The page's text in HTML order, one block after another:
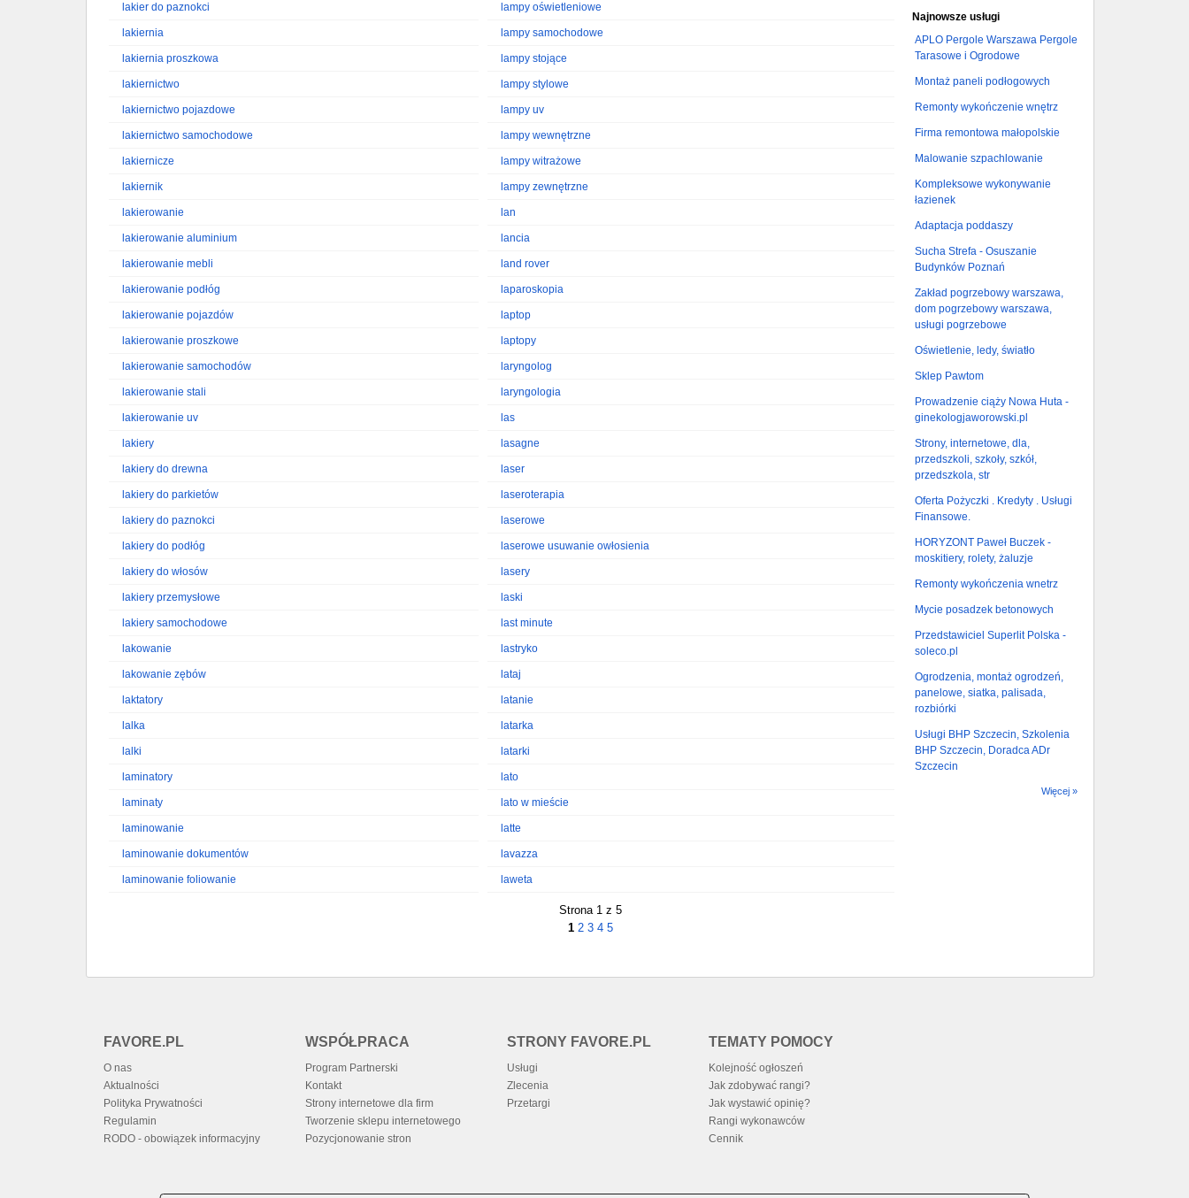
lakier do paznokci
lakiernia
lakiernia proszkowa
lakiernictwo
lakiernictwo pojazdowe
lakiernictwo samochodowe
lakiernicze
lakiernik
lakierowanie
lakierowanie aluminium
lakierowanie mebli
lakierowanie podłóg
lakierowanie pojazdów
lakierowanie proszkowe
lakierowanie samochodów
lakierowanie stali
lakierowanie uv
lakiery
lakiery do drewna
lakiery do parkietów
lakiery do paznokci
lakiery do podłóg
lakiery do włosów
lakiery przemysłowe
lakiery samochodowe
lakowanie
lakowanie zębów
laktatory
lalka
lalki
laminatory
laminaty
laminowanie
laminowanie dokumentów
laminowanie foliowanie
lampy oświetleniowe
lampy samochodowe
lampy stojące
lampy stylowe
lampy uv
lampy wewnętrzne
lampy witrażowe
lampy zewnętrzne
lan
lancia
land rover
laparoskopia
laptop
laptopy
laryngolog
laryngologia
las
lasagne
laser
laseroterapia
laserowe
laserowe usuwanie owłosienia
lasery
laski
last minute
lastryko
lataj
latanie
latarka
latarki
lato
lato w mieście
latte
lavazza
laweta
Najnowsze usługi
APLO Pergole Warszawa Pergole
Tarasowe i Ogrodowe
Montaż paneli podłogowych
Remonty wykończenie wnętrz
Firma remontowa małopolskie
Malowanie szpachlowanie
Kompleksowe wykonywanie
łazienek
Adaptacja poddaszy
Sucha Strefa - Osuszanie
Budynków Poznań
Zakład pogrzebowy warszawa,
dom pogrzebowy warszawa,
usługi pogrzebowe
Oświetlenie, ledy, światło
Sklep Pawtom
Prowadzenie ciąży Nowa Huta -
ginekologjaworowski.pl
Strony, internetowe, dla,
przedszkoli, szkoły, szkół,
przedszkola, str
Oferta Pożyczki . Kredyty . Usługi
Finansowe.
HORYZONT Paweł Buczek -
moskitiery, rolety, żaluzje
Remonty wykończenia wnetrz
Mycie posadzek betonowych
Przedstawiciel Superlit Polska -
soleco.pl
Ogrodzenia, montaż ogrodzeń,
panelowe, siatka, palisada,
rozbiórki
Usługi BHP Szczecin, Szkolenia
BHP Szczecin, Doradca ADr
Szczecin
Więcej »
Strona 1 z 5
1 2 3 4 5
FAVORE.PL
O nas
Aktualności
Polityka Prywatności
Regulamin
RODO - obowiązek informacyjny
WSPÓŁPRACA
Program Partnerski
Kontakt
Strony internetowe dla firm
Tworzenie sklepu internetowego
Pozycjonowanie stron
STRONY FAVORE.PL
Usługi
Zlecenia
Przetargi
TEMATY POMOCY
Kolejność ogłoszeń
Jak zdobywać rangi?
Jak wystawić opinię?
Rangi wykonawców
Cennik